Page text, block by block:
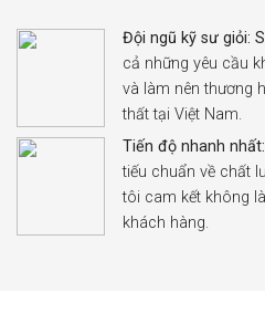
Đội ngũ kỹ sư giỏi:
cả những yêu cầu
và làm nên thương
thất tại Việt Nam.
Tiến độ nhanh nhất:
tiếu chuẩn về chất
tôi cam kết không
khách hàng.